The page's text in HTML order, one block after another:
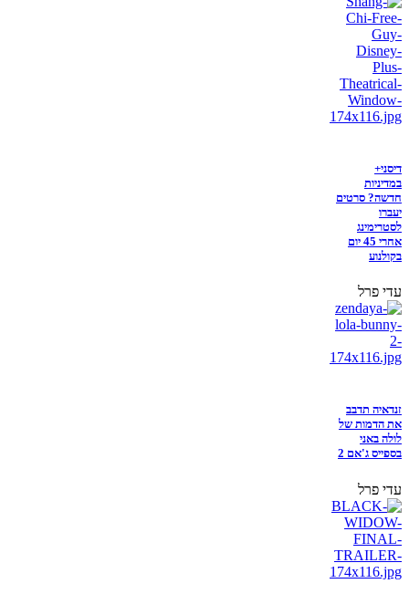
דיסני+
במדיניות
חדשה? סרטים
יעברו
לסטרימינג
אחרי 45 יום
בקולנוע
עדי פרל
זנדאיה תדבב
את הדמות של
לולה באני
בספייס ג'אם 2
עדי פרל